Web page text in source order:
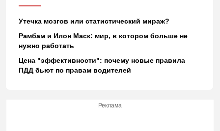
Утечка мозгов или статистический мираж?
Рамбам и Илон Маск: мир, в котором больше не
нужно работать
Цена "эффективности": почему новые правила
ПДД бьют по правам водителей
Реклама